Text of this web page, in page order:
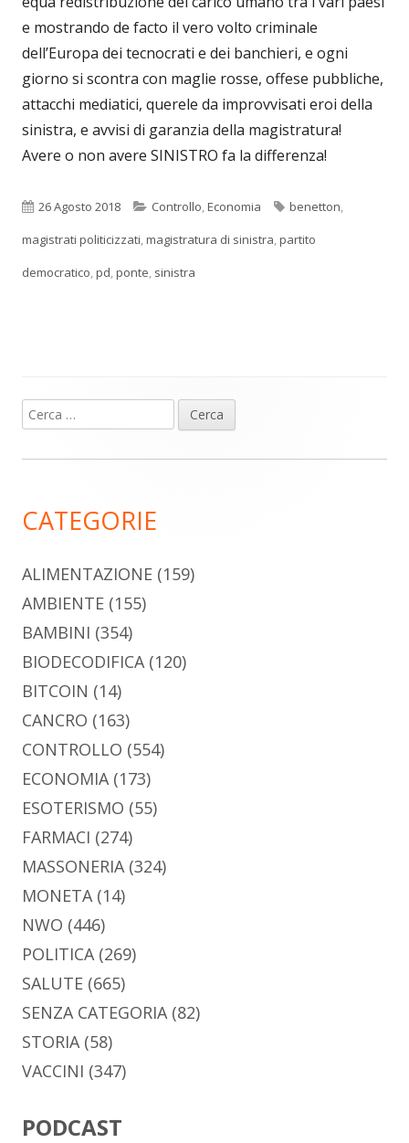
e mostrando de facto il vero volto criminale
dell’Europa dei tecnocrati e dei banchieri, e ogni
giorno si scontra con maglie rosse, offese pubbliche,
attacchi mediatici, querele da improvvisati eroi della
sinistra, e avvisi di garanzia della magistratura!
Avere o non avere SINISTRO fa la differenza!
Pubblicato
26 Agosto 2018 Categorie
Controllo,Economia Tag
benetton,
magistrati politicizzati,magistratura di sinistra,partito
democratico,pd,ponte, sinistra
Barra
laterale
Ricerca
per:
CATEGORIE
ALIMENTAZIONE (159)
AMBIENTE (155)
BAMBINI (354)
BIODECODIFICA (120)
BITCOIN (14)
CANCRO (163)
CONTROLLO (554)
ECONOMIA (173)
ESOTERISMO (55)
FARMACI (274)
MASSONERIA (324)
MONETA (14)
NWO (446)
POLITICA (269)
SALUTE (665)
SENZA CATEGORIA (82)
STORIA (58)
VACCINI (347)
PODCAST